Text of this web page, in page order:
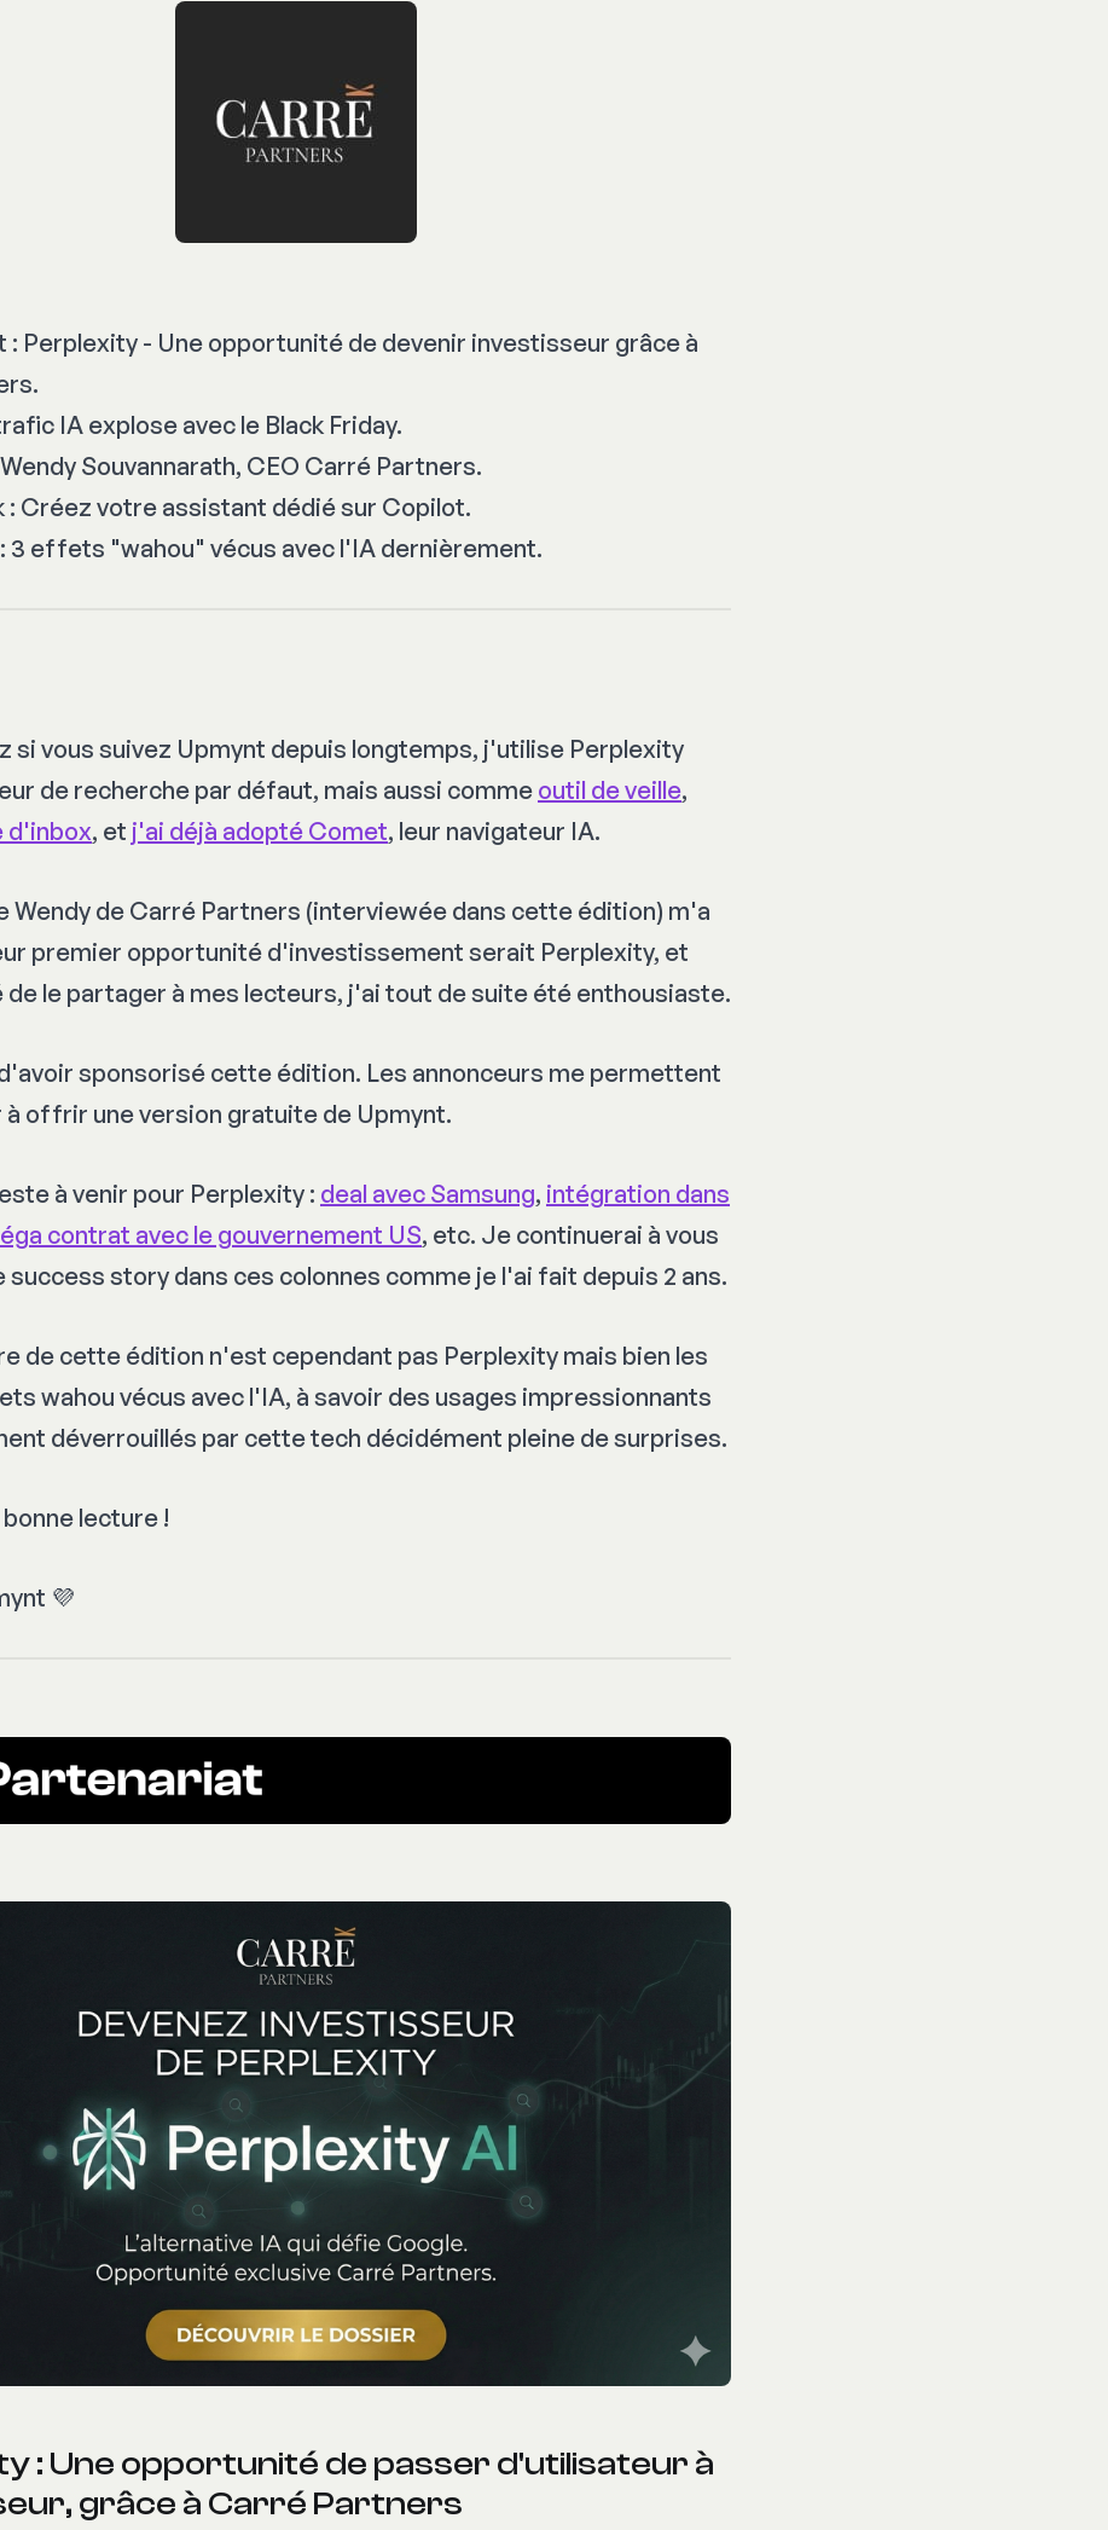
Perplexity - Une opportunité de devenir investisseur grâce à
IA explose avec le Black Friday.
Souvannarath, CEO Carré Partners.
: Créez votre assistant dédié sur Copilot.
3 effets "wahou" vécus avec l'IA dernièrement.
si vous suivez Upmynt depuis longtemps, j'utilise Perplexity
de recherche par défaut, mais aussi comme outil de veille,
d'inbox, et j'ai déjà adopté Comet, leur navigateur IA.
Wendy de Carré Partners (interviewée dans cette édition) m'a
premier opportunité d'investissement serait Perplexity, et
de le partager à mes lecteurs, j'ai tout de suite été enthousiaste.
sponsorisé cette édition. Les annonceurs me permettent
à offrir une version gratuite de Upmynt.
à venir pour Perplexity : deal avec Samsung, intégration dans
contrat avec le gouvernement US, etc. Je continuerai à vous
success story dans ces colonnes comme je l'ai fait depuis 2 ans.
de cette édition n'est cependant pas Perplexity mais bien les
wahou vécus avec l'IA, à savoir des usages impressionnants
déverrouillés par cette tech décidément pleine de surprises.
bonne lecture !
💜
: Une opportunité de passer d'utilisateur à
grâce à Carré Partners